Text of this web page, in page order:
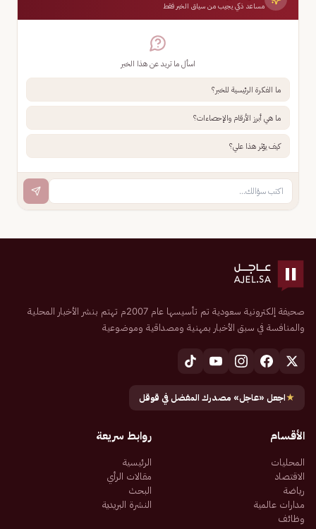
مساعد ذكي يجيب من سياق الخبر فقط
اسأل ما تريد عن هذا الخبر
ما الفكرة الرئيسية للخبر؟
ما هي أبرز الأرقام والإحصاءات؟
كيف يؤثر هذا علي؟
صحيفة إلكترونية سعودية تم تأسيسها عام 2007م تهتم بنشر الأخبار المحلية
والمنافسة في سبق الأخبار بمهنية ومصداقية وموضوعية
★اجعل «عاجل» مصدرك المفضل في قوقل
الأقسام
المحليات
الاقتصاد
رياضة
مدارات عالمية
وظائف
روابط سريعة
الرئيسية
مقالات الرأي
البحث
النشرة البريدية